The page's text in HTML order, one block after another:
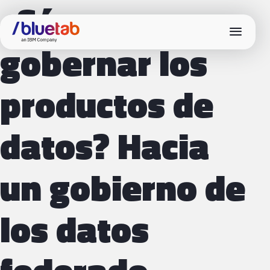
menu
¿Cómo
gobernar los
productos de
datos? Hacia
un gobierno de
los datos